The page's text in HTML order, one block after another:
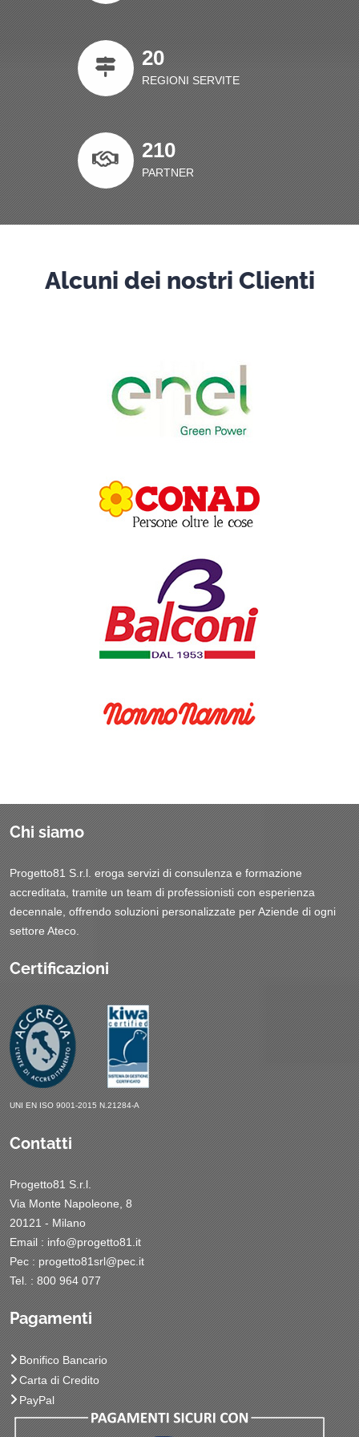
20
REGIONI SERVITE
210
PARTNER
Alcuni dei nostri Clienti
Chi siamo
Progetto81 S.r.l. eroga servizi di consulenza e formazione
accreditata, tramite un team di professionisti con esperienza
decennale, offrendo soluzioni personalizzate per Aziende di ogni
settore Ateco.
Certificazioni
UNI EN ISO 9001-2015 N.21284-A
Contatti
Progetto81 S.r.l.
Via Monte Napoleone, 8
20121 - Milano
Email : info@progetto81.it
Pec : progetto81srl@pec.it
Tel. : 800 964 077
Pagamenti
Bonifico Bancario
Carta di Credito
PayPal